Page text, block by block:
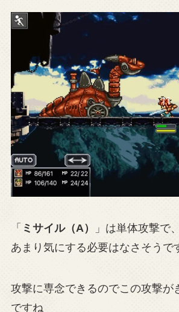
「 ミサイル（A）
」は単体攻撃で
あまり気にする必要はなさそうで
攻撃に専念できるのでこの攻撃が
ですね